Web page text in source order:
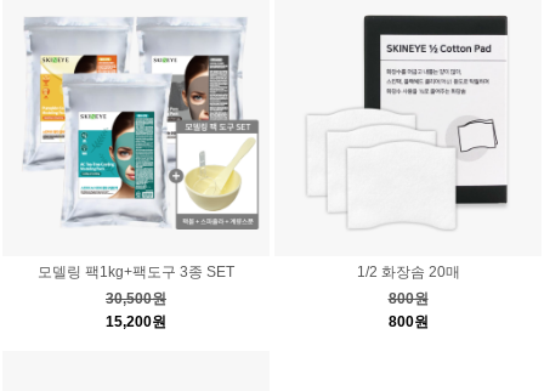
모델링 팩1kg+팩도구 3종 SET
30,500원
15,200원
1/2 화장솜 20매
800원
800원